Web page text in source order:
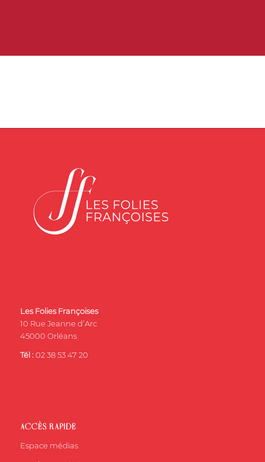
Les Folies Françoises
10 Rue Jeanne d’Arc
45000 Orléans
Tél : 02 38 53 47 20
ACCÈS RAPIDE
Espace médias